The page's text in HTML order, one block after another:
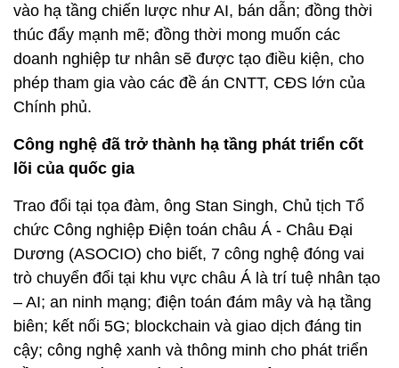
vào hạ tầng chiến lược như AI, bán dẫn; đồng thời
thúc đẩy mạnh mẽ; đồng thời mong muốn các
doanh nghiệp tư nhân sẽ được tạo điều kiện, cho
phép tham gia vào các đề án CNTT, CĐS lớn của
Chính phủ.
Công nghệ đã trở thành hạ tầng phát triển cốt
lõi của quốc gia
Trao đổi tại tọa đàm, ông Stan Singh, Chủ tịch Tổ
chức Công nghiệp Điện toán châu Á - Châu Đại
Dương (ASOCIO) cho biết, 7 công nghệ đóng vai
trò chuyển đổi tại khu vực châu Á là trí tuệ nhân tạo
– AI; an ninh mạng; điện toán đám mây và hạ tầng
biên; kết nối 5G; blockchain và giao dịch đáng tin
cậy; công nghệ xanh và thông minh cho phát triển